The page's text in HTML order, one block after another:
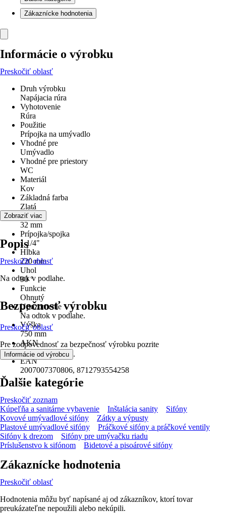
Zákaznícke hodnotenia
Informácie o výrobku
Preskočiť oblasť
Druh výrobku
Napájacia rúra
Vyhotovenie
Rúra
Použitie
Prípojka na umývadlo
Vhodné pre
Umývadlo
Vhodné pre priestory
WC
Materiál
Kov
Základná farba
Zlatá
Priemer
32 mm
Prípojka/spojka
1 1/4"
Hĺbka
220 mm
Uhol
90 °
Funkcie
Ohnutý
Upozornenie
Na odtok v podlahe.
Výška
750 mm
AKN
1HJE
EAN
2007007370806, 8712793554258
Zobraziť viac
Popis
Preskočiť oblasť
Na odtok v podlahe.
Bezpečnosť výrobku
Preskočiť oblasť
Pre zodpovednosť za bezpečnosť výrobku pozrite
Informácie od výrobcu .
Ďalšie kategórie
Preskočiť zoznam
Kúpeľňa a sanitárne vybavenie
Inštalácia sanity
Sifóny
Kovové umývadlové sifóny
Zátky a výpusty
Plastové umývadlové sifóny
Práčkové sifóny a práčkové ventily
Sifóny k drezom
Sifóny pre umývačku riadu
Príslušenstvo k sifónom
Bidetové a pisoárové sifóny
Zákaznícke hodnotenia
Preskočiť oblasť
Hodnotenia môžu byť napísané aj od zákazníkov, ktorí tovar
preukázateľne nepoužili alebo nekúpili.